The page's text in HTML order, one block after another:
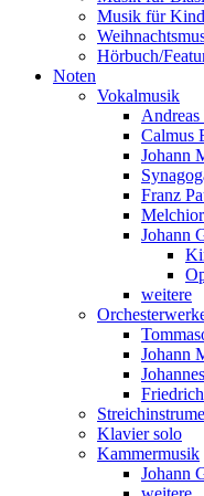
Musik für
Hörbuch/
Noten
Vokalmusik
Calmus
Johann
Franz
Johann
weitere
Johann
Klavier solo
Kammermusik
Johann